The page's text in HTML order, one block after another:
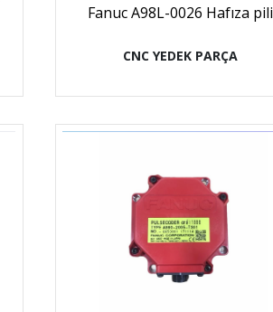
Fanuc A98L-0026 Hafıza pili
CNC YEDEK PARÇA